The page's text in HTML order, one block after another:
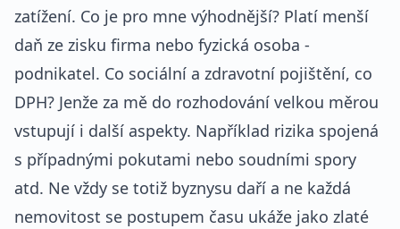
zatížení. Co je pro mne výhodnější? Platí menší
daň ze zisku firma nebo fyzická osoba -
podnikatel. Co sociální a zdravotní pojištění, co
DPH? Jenže za mě do rozhodování velkou měrou
vstupují i další aspekty. Například rizika spojená
s případnými pokutami nebo soudními spory
atd. Ne vždy se totiž byznysu daří a ne každá
nemovitost se postupem času ukáže jako zlaté